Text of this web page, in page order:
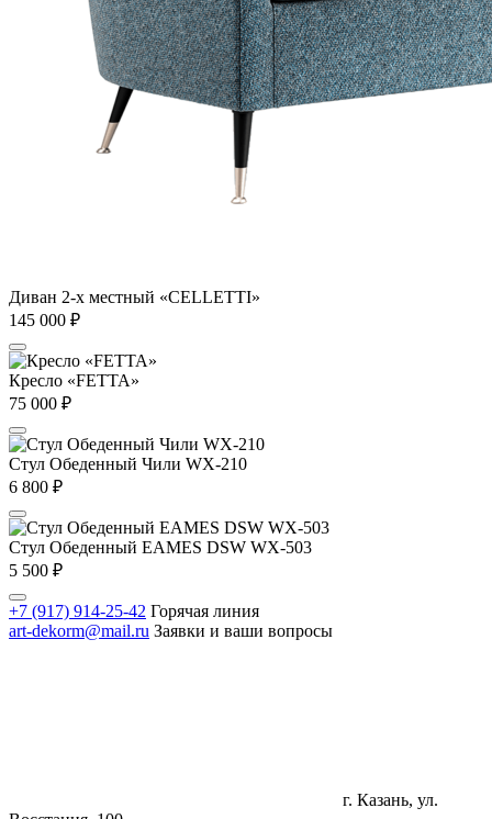
Диван 2-х местный «CELLETTI»
145 000 ₽
Кресло «FETTA»
75 000 ₽
Стул Обеденный Чили WX-210
6 800 ₽
Стул Обеденный EAMES DSW WX-503
5 500 ₽
+7 (917) 914-25-42 Горячая линия
art-dekorm@mail.ru Заявки и ваши вопросы
г. Казань, ул.